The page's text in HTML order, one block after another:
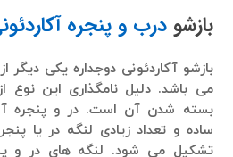
بازشودرب و پنجره
بازشو آکاردئونی دوجداره یکی دیگر
می باشد. دلیل نامگذاری این نوع
بسته شدن آن است. در و پنجره
ساده و تعداد زیادی لنگه در یا
تشکیل می شود. لنگه های در و